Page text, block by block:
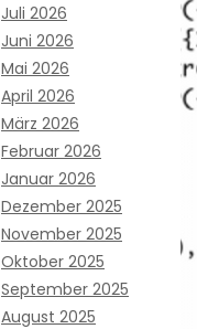
Juli 2026
Juni 2026
Mai 2026
April 2026
März 2026
Februar 2026
Januar 2026
Dezember 2025
November 2025
Oktober 2025
September 2025
August 2025